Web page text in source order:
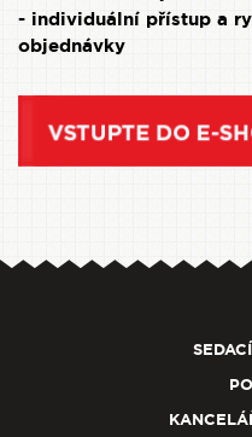
- individuální přístup a
objednávky